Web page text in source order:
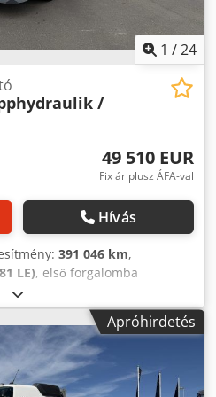
1 /24
/
49 510 EUR
Fix ár plusz ÁFA-val
Hívás
391 046 km,
LE), első forgalomba
10 760 kg, össztömeg:
315 / 80 R 22.5 / 11mm,
vizsga (TÜV):
hajtástípus:automata ,
felfüggesztés:acél-levegő,
Apróhirdetés